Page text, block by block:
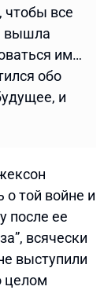
чтобы все
вышла
им…
обо
и
о той войне и
после ее
всячески
выступили
целом